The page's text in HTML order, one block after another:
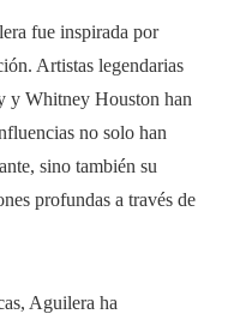
fue inspirada por
Artistas legendarias
y Whitney Houston han
no solo han
sino también su
profundas a través de
Aguilera ha